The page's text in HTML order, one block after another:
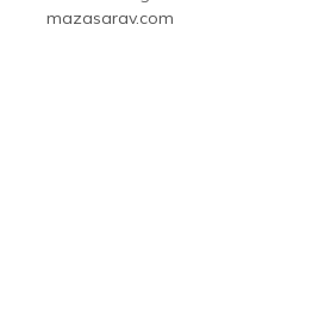
mazasarav.com